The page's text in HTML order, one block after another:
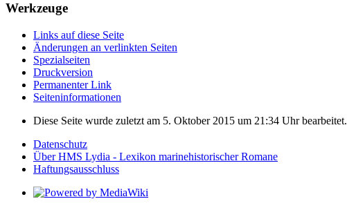
Werkzeuge
Links auf diese Seite
Änderungen an verlinkten Seiten
Spezialseiten
Druckversion
Permanenter Link
Seiten­informationen
Diese Seite wurde zuletzt am 5. Oktober 2015 um 21:34 Uhr bearbeitet.
Datenschutz
Über HMS Lydia - Lexikon marinehistorischer Romane
Haftungsausschluss